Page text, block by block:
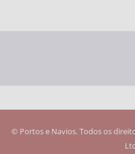
© Portos e Navios. Todos os